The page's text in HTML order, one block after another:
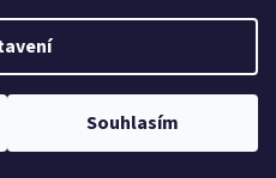
Souhlasím
cookies
Shoptet